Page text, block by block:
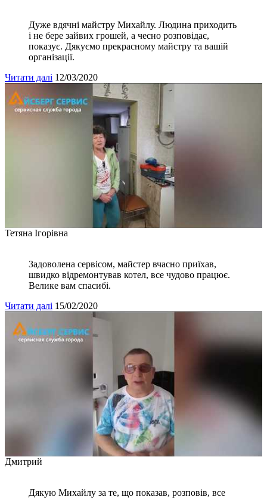
Дуже вдячні майстру Михайлу. Людина приходить
і не бере зайвих грошей, а чесно розповідає,
показує. Дякуємо прекрасному майстру та вашій
організації.
Читати далі 12/03/2020
Тетяна Ігорівна
Задоволена сервісом, майстер вчасно приїхав,
швидко відремонтував котел, все чудово працює.
Велике вам спасибі.
Читати далі 15/02/2020
Дмитрий
Дякую Михайлу за те, що показав, розповів, все